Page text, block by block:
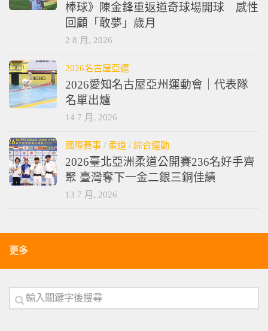
棒球》陳金鋒重返道奇球場開球 感性
回顧「敢夢」歲月
2 8 月, 2026
2026名古屋亞運
2026愛知名古屋亞州運動會｜代表隊
名單出爐
14 7 月, 2026
國際賽事 / 柔道 / 綜合運動
2026臺北亞洲柔道公開賽236名好手齊
聚 臺灣奪下一金二銀三銅佳績
13 7 月, 2026
更多